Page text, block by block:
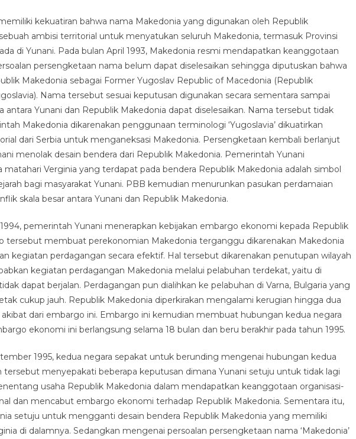
kekuatiran bahwa nama Makedonia yang digunakan oleh Republik
ambisi territorial untuk menyatukan seluruh Makedonia, termasuk Provinsi
di Yunani. Pada bulan April 1993, Makedonia resmi mendapatkan keanggotaan
persengketaan nama belum dapat diselesaikan sehingga diputuskan bahwa
Makedonia sebagai Former Yugoslav Republic of Macedonia (Republik
Nama tersebut sesuai keputusan digunakan secara sementara sampai
antara Yunani dan Republik Makedonia dapat diselesaikan. Nama tersebut tidak
Makedonia dikarenakan penggunaan terminologi ‘Yugoslavia’ dikuatirkan
dari Serbia untuk menganeksasi Makedonia. Persengketaan kembali berlanjut
menolak desain bendera dari Republik Makedonia. Pemerintah Yunani
Verginia yang terdapat pada bendera Republik Makedonia adalah simbol
bagi masyarakat Yunani. PBB kemudian menurunkan pasukan perdamaian
skala besar antara Yunani dan Republik Makedonia.
pemerintah Yunani menerapkan kebijakan embargo ekonomi kepada Republik
tersebut membuat perekonomian Makedonia terganggu dikarenakan Makedonia
kegiatan perdagangan secara efektif. Hal tersebut dikarenakan penutupan wilayah
kegiatan perdagangan Makedonia melalui pelabuhan terdekat, yaitu di
dapat berjalan. Perdagangan pun dialihkan ke pelabuhan di Varna, Bulgaria yang
cukup jauh. Republik Makedonia diperkirakan mengalami kerugian hingga dua
dari embargo ini. Embargo ini kemudian membuat hubungan kedua negara
ekonomi ini berlangsung selama 18 bulan dan beru berakhir pada tahun 1995.
1995, kedua negara sepakat untuk berunding mengenai hubungan kedua
tersebut menyepakati beberapa keputusan dimana Yunani setuju untuk tidak lagi
usaha Republik Makedonia dalam mendapatkan keanggotaan organisasi-
dan mencabut embargo ekonomi terhadap Republik Makedonia. Sementara itu,
setuju untuk mengganti desain bendera Republik Makedonia yang memiliki
di dalamnya. Sedangkan mengenai persoalan persengketaan nama ‘Makedonia’